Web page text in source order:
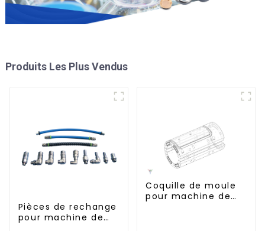
Produits Les Plus Vendus
Pièces de rechange
pour machine de
Coquille de moule
pour machine de